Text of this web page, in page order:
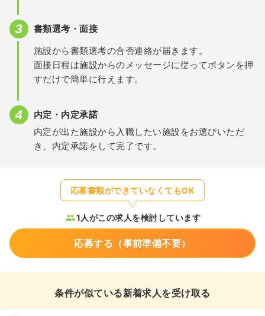
書類選考・面接
施設から書類選考の合否連絡が届きます。
面接日程は施設からのメッセージに従ってボタンを押
すだけで簡単に行えます。
内定・内定承諾
内定が出た施設から入職したい施設をお選びいただ
き、内定承諾をして完了です。
応募書類ができていなくてもOK
1人がこの求人を検討しています
応募する（事前準備不要）
条件が似ている新着求人を受け取る